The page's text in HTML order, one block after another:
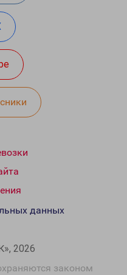
2026
законом
данных